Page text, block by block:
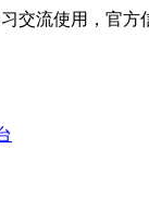
交流使用，官方